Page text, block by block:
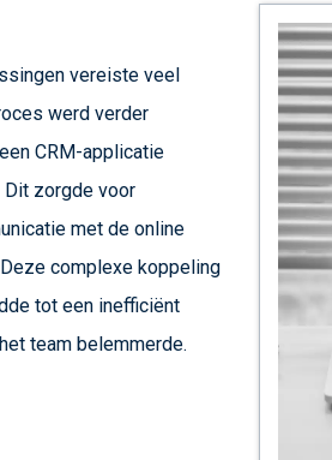
vereiste veel
werd verder
CRM-applicatie
zorgde voor
met de online
complexe koppeling
tot een inefficiënt
team belemmerde.